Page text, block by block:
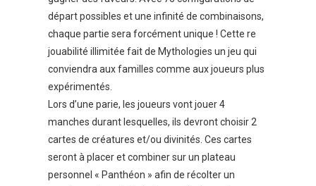
départ possibles et une infinité de combinaisons,
chaque partie sera forcément unique ! Cette re
jouabilité illimitée fait de Mythologies un jeu qui
conviendra aux familles comme aux joueurs plus
expérimentés.
Lors d’une parie, les joueurs vont jouer 4
manches durant lesquelles, ils devront choisir 2
cartes de créatures et/ou divinités. Ces cartes
seront à placer et combiner sur un plateau
personnel « Panthéon » afin de récolter un